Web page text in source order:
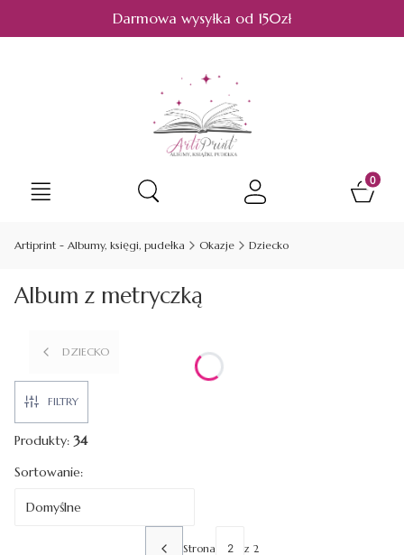
Darmowa wysyłka od 150zł
Otwórz wyszukiwarkę
Artiprint - Albumy, księgi, pudełka Okazje Dziecko
Album z metryczką
DZIECKO
FILTRY
Produkty: 34
Lista produktów
Sortowanie:
Domyślne
Strona z 2